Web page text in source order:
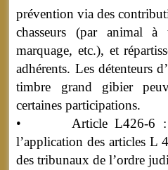
prévention via des
chasseurs (par animal
marquage, etc.), et
adhérents. Les détenteurs
timbre grand gibier
certaines participations.
• Article L426-6 :
l’application des articles L
des tribunaux de l’ordre